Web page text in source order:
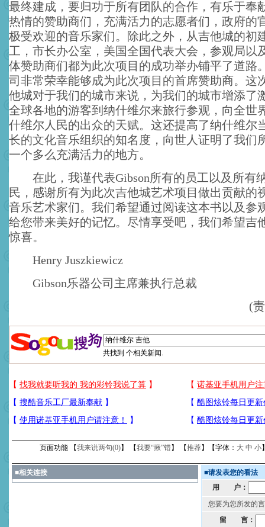
最终建成，要归功于所有团队的合作，有乐于奉
热情的赞助商们，充满活力的志愿者们，政府的
极受欢迎的音乐家们。除此之外，从吉他城的初
工，市长办公室，美国全国代表大会，参观局以
体赞助商们都为此次项目的成功举办铺平了道路
司非常荣幸能够成为此次项目的首席赞助商。这
他城对于我们的城市来说，为我们的城市增添了
全球各地的游客到纳什维尔来旅行参观，向全世
什维尔人民的出众的天赋。这还提高了纳什维尔
长的文化音乐组织的知名度，向世人证明了我们
一个多么充满活力的地方。
在此，我谨代表Gibson所有的员工以及所有
民，感谢所有为此次吉他城艺术项目做出贡献的
音乐艺术家们。我们希望通过阅读这本书以及参
给您带来美好的记忆。尽情享受吧，我们希望吉
惊喜。
Henry Juszkiewicz
Gibson乐器公司主席兼执行总裁
(
共找到 个相关新闻.
页面功能 【我来说两句(0)】 【我要“揪”错】 【推荐】【字体： 大 中 小
■相关连接 ■请发表您的看法
用 户：
您要为您所发的
留 言：